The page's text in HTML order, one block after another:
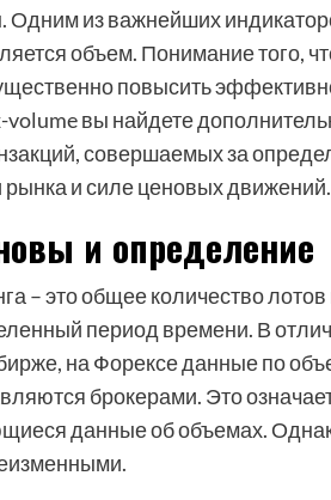
из важнейших
объем. Понимание того,
повысить
вы найдете
совершаемых за
рынка и силе ценовых движений.
и определение
– это общее количество
период времени. В
на Форексе данные по
брокерами. Это
данные об объемах.